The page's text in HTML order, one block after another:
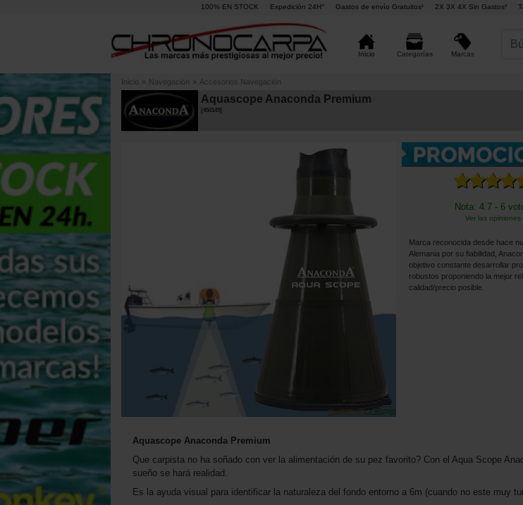
100% EN STOCK Expedición 24H° Gastos de envío Gratuitos¹ 2X 3X 4X Sin Gastos²
Inicio Categorías Marcas
Inicio » Navegación » Accesorios Navegación
Aquascope Anaconda Premium
450143]
Nota: 4.7 - 6
Ver las opiniones
Marca reconocida desde hace
Alemania por su fiabilidad,
objetivo constante desarrollar
robustos proponiendo la mejor
calidad/precio posible.
Aquascope Anaconda Premium
Que carpista no ha soñado con ver la alimentación de su pez favorito? Con el Aqua Scope
sueño se hará realidad.
Es la ayuda visual para identificar la naturaleza del fondo entorno a 6m (cuando no este muy